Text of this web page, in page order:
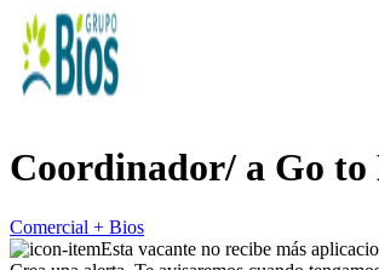
Coordinador/ a Go
Comercial + Bios
Esta vacante no recibe más